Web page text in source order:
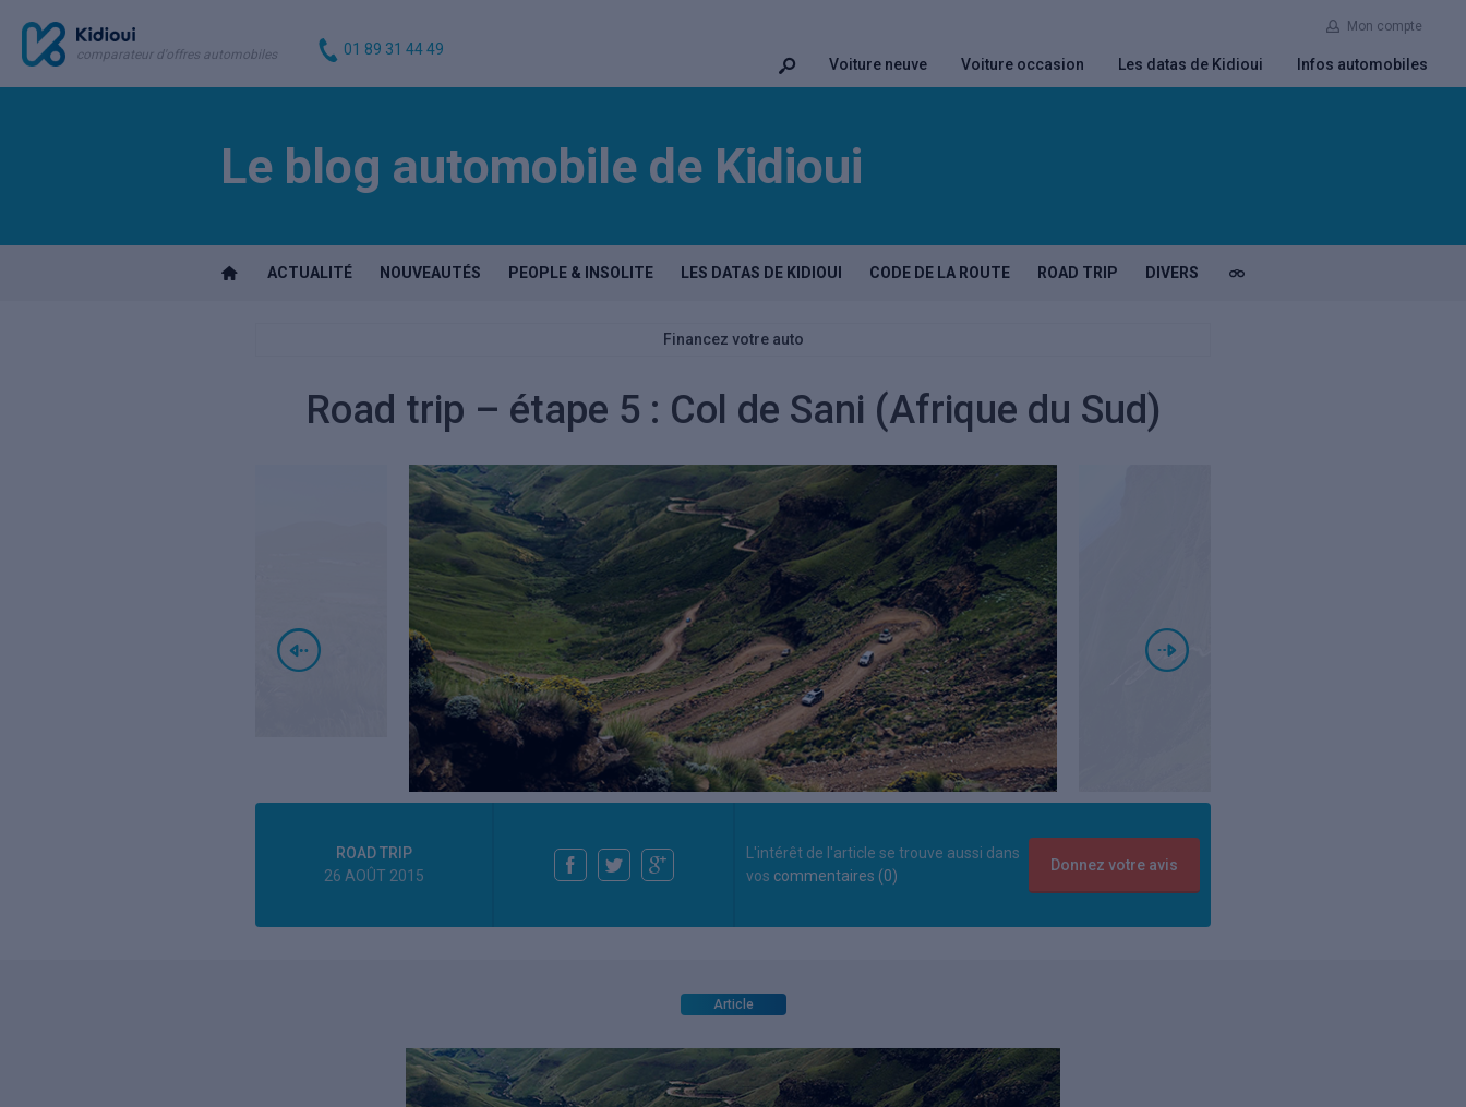
comparateur d'offres automobiles 01 89 31 44 49
Mon compte
Voiture neuve Voiture occasion Les datas de Kidioui Infos automobiles
Le blog automobile de Kidioui
ACTUALITÉ NOUVEAUTÉS PEOPLE & INSOLITE LES DATAS DE KIDIOUI CODE DE LA ROUTE ROAD TRIP DIVERS
Financez votre auto
Road trip – étape 5 : Col de Sani (Afrique du Sud)
ROAD TRIP
26 AOÛT 2015
L'intérêt de l'article se trouve aussi dans
vos commentaires (0)
Article